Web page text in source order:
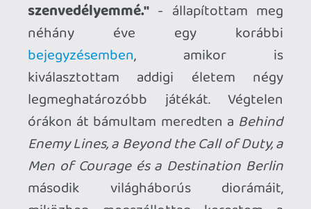
is alaposabban ismert helyszíneken. Az
etalonnak egyértelműen a 2001-ben
megjelent
Commandos 2: Men of
Courage-ttekintem, mai szemmel is
valami egészen hihetetlen mennyiségű
innovációt és ötletet sikerült a
fejlesztőknek mindössze néhány év alatt
belesűríteniük, nem is csodálom, hogy
2020-ban utolérte szegényt a remaster-
őrület. A spanyol stúdió csődjét
követően a német
Kalypso Media
vásárolta fel a szebb napokat is látott